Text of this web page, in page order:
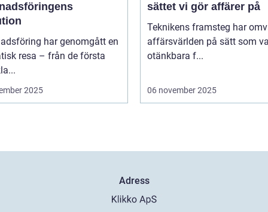
har genomgått en
resa – från de första
2025
sättet vi gör affärer på
Teknikens framsteg har
affärsvärlden på sätt som
otänkbara f...
06 november 2025
Adress